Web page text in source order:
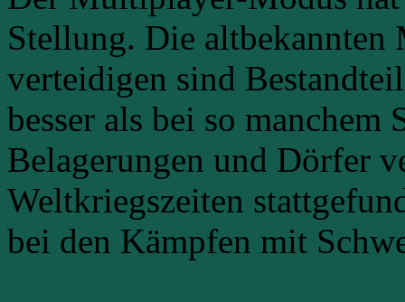
Stellung. Die
verteidigen sind
besser als bei so manchem
Belagerungen und Dörfer
Weltkriegszeiten
bei den Kämpfen mit